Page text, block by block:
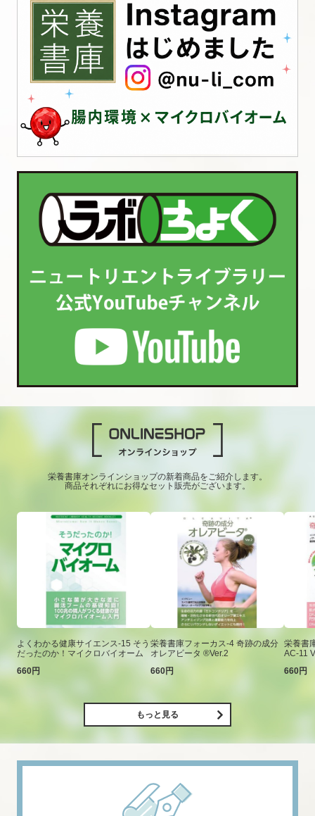
栄養書庫オンラインショップの新着商品をご紹介します。
商品それぞれにお得なセット販売がございます。
よくわかる健康サイエンス-15 そう
だったのか！マイクロバイオーム
660円
栄養書庫フォーカス-4 奇跡の成分
オレアビータ ®Ver.2
660円
栄養書
AC-11
660円
もっと見る